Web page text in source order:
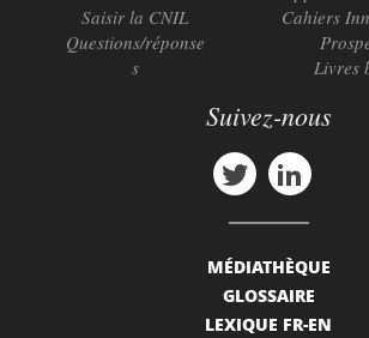
Saisir la CNIL
Questions/réponse
s
Cahiers
Livres
Suivez-nous
MÉDIATHÈQUE
GLOSSAIRE
LEXIQUE FR-EN